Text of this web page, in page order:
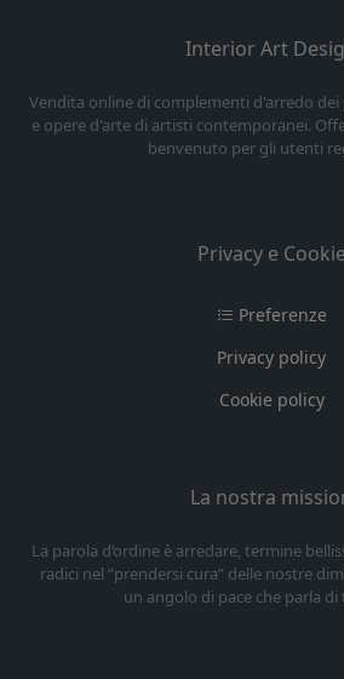
Interior Art
Vendita online di complementi d'arredo
e opere d'arte di artisti contemporanei.
benvenuto per gli utenti
Privacy e Cookie
Preferenze
Privacy policy
Cookie policy
La nostra
La parola d’ordine è arredare, termine
radici nel “prendersi cura” delle nostre
un angolo di pace che parla di